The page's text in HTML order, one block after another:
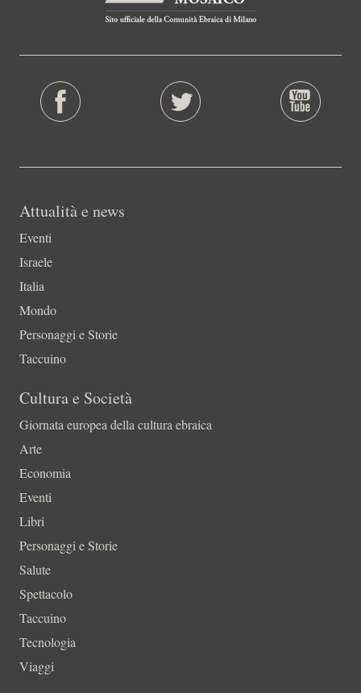
Attualità e news
Eventi
Israele
Italia
Mondo
Personaggi e Storie
Taccuino
Cultura e Società
Giornata europea della cultura ebraica
Arte
Economia
Eventi
Libri
Personaggi e Storie
Salute
Spettacolo
Taccuino
Tecnologia
Viaggi